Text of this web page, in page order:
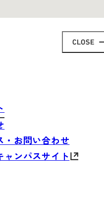
・お問い合わせ
ャンパスサイト
ト
目指す、ビジネスと
共同プロジェクト